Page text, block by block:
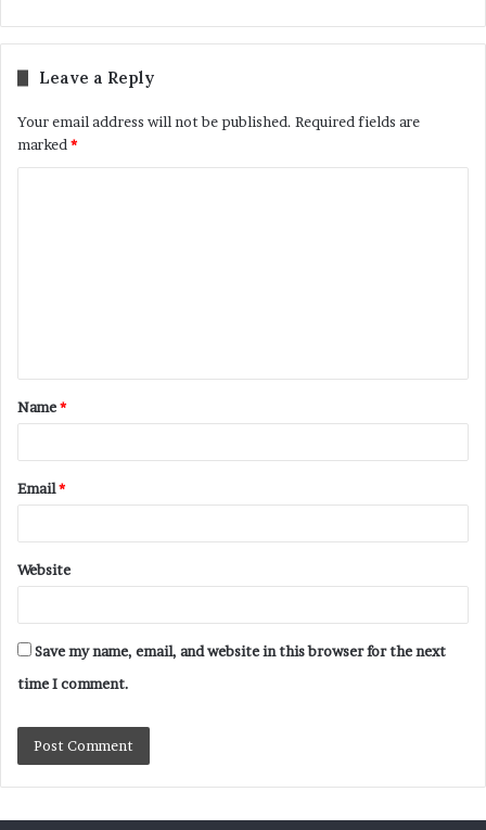
Leave a Reply
Your email address will not be published. Required fields are
marked*
Name*
Email*
Website
Save my name, email, and website in this browser for the next
time I comment.